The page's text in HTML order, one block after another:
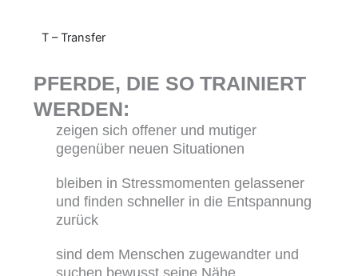
PFERDE, DIE SO TRAINIERT
WERDEN:
zeigen sich offener und mutiger
gegenüber neuen Situationen
bleiben in Stressmomenten gelassener
und finden schneller in die Entspannung
zurück
sind dem Menschen zugewandter und
T – Transfer